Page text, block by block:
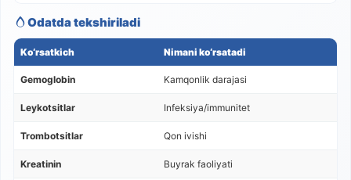
Odatda tekshiriladi
Ko‘rsatkich Nimani ko‘rsatadi
Gemoglobin Kamqonlik darajasi
Leykotsitlar Infeksiya/immunitet
Trombotsitlar Qon ivishi
Kreatinin Buyrak faoliyati